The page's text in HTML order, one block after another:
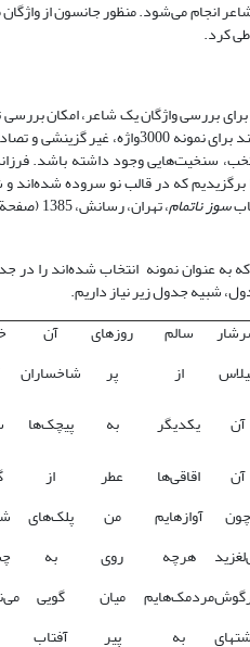
انجام می‌شود. منظور جانسون از
طی کرد.
بررسی واژگان یک شاعر، امکان
نمونه انتخاب کرد. جانسون
سنخیت‌هایی وجود داشته باشد.
که در قالب نو سروده شده‌اند و شباهت‌های
سوز ناتمام، تهران، رسانش، 1385 (صفحة 51-17)، و 3000 واژة خالده از کتاب
به عنوان نمونه انتخاب شده‌اند را
شبیه جدول زیر نیاز داریم.
سالم روزهای آن
از پر شاخساران
آن
یکدیگر به پیچک‌ها
آن
اقاقی‌ها عطر از
چون
آوازهایم من پلک‌های
هرچه روی به
مردمک‌هایم میان گویی
به پیر آفتاب